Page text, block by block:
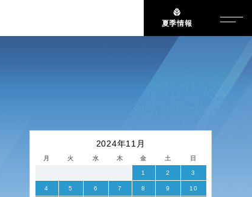
夏季情報
2024年11月
月 火 水 木 金 土 日
1 2 3
4 5 6 7 8 9 10